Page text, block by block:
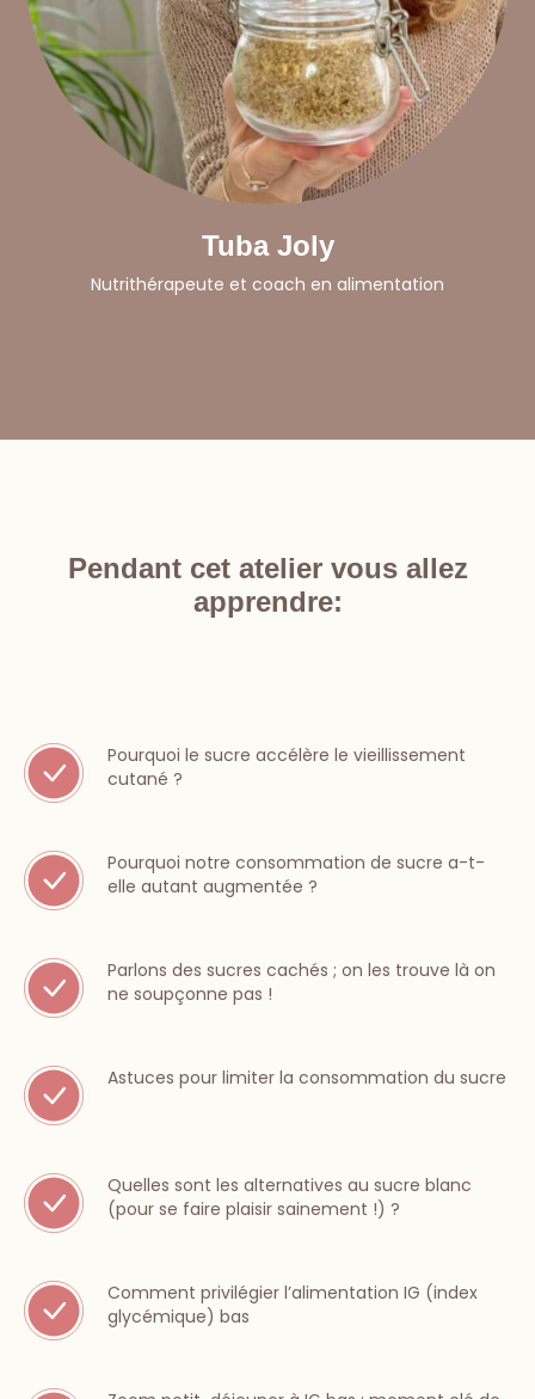
Tuba Joly
Nutrithérapeute et coach en alimentation
Pendant cet atelier vous allez
apprendre:
Pourquoi le sucre accélère le vieillissement
cutané ?
Pourquoi notre consommation de sucre a-t-
elle autant augmentée ?
Parlons des sucres cachés ; on les trouve là on
ne soupçonne pas !
Astuces pour limiter la consommation du sucre
Quelles sont les alternatives au sucre blanc
(pour se faire plaisir sainement !) ?
Comment privilégier l’alimentation IG (index
glycémique) bas